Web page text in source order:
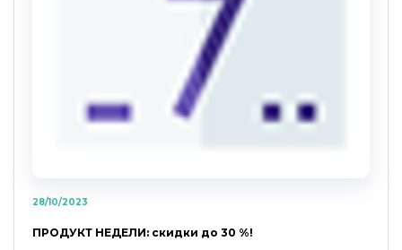
28/10/2023
ПРОДУКТ НЕДЕЛИ: скидки до 30 %!